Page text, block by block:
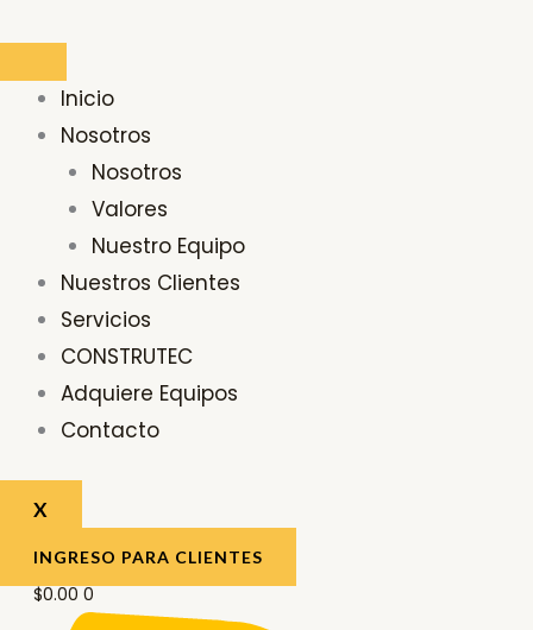
contenido
Inicio
Nosotros
Nosotros
Valores
Nuestro Equipo
Nuestros Clientes
Servicios
CONSTRUTEC
Adquiere Equipos
Contacto
X
INGRESO PARA CLIENTES
$0.00 0